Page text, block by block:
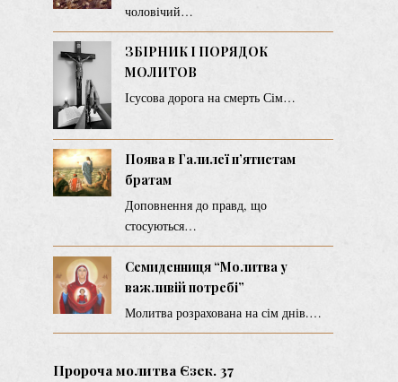
чоловічий…
ЗБІРНИК І ПОРЯДОК
МОЛИТОВ
Ісусова дорога на смерть Сім…
Поява в Галилеї п’ятистам
братам
Доповнення до правд, що
стосуються…
Семиденниця “Молитва у
важливій потребі”
Молитва розрахована на сім днів.…
Пророча молитва Єзек. 37